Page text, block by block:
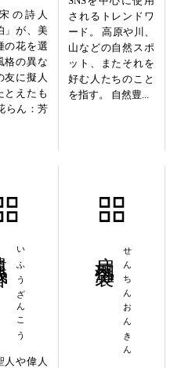
の詩人
」が、美
の花を選
格の異な
友に擬人
とえたも
らん：芳
されるトレンドワ
ード。 高原や川、
山などの自然スポ
ット、またそれを
好む人たちのこと
を指す。 自然豊...
いふうざんこう
人や偉人
せんちんおんきん